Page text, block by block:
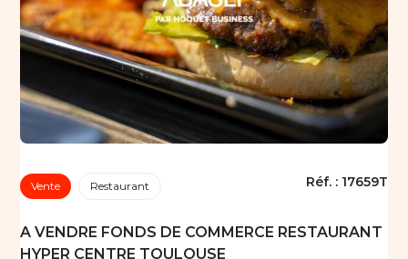
Vente Restaurant Réf. : 17659T
A VENDRE FONDS DE COMMERCE RESTAURANT
HYPER CENTRE TOULOUSE